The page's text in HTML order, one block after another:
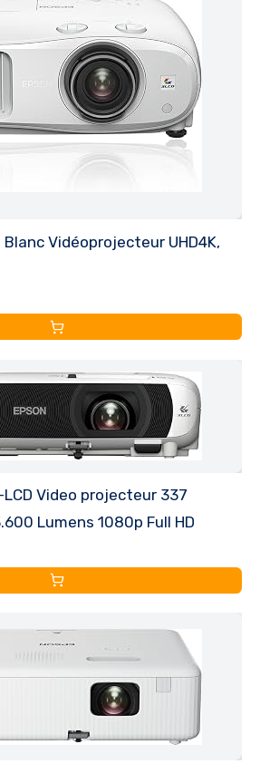
Blanc Vidéoprojecteur UHD4K,
Video projecteur 337
Lumens 1080p Full HD